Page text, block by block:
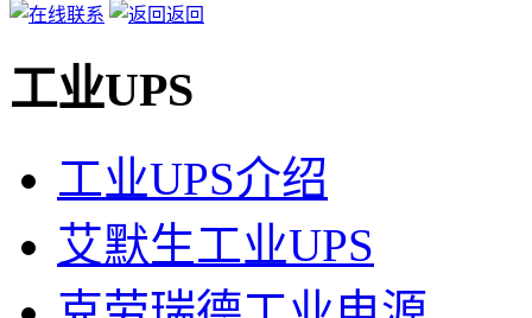
返回
工业UPS
工业UPS介绍
艾默生工业UPS